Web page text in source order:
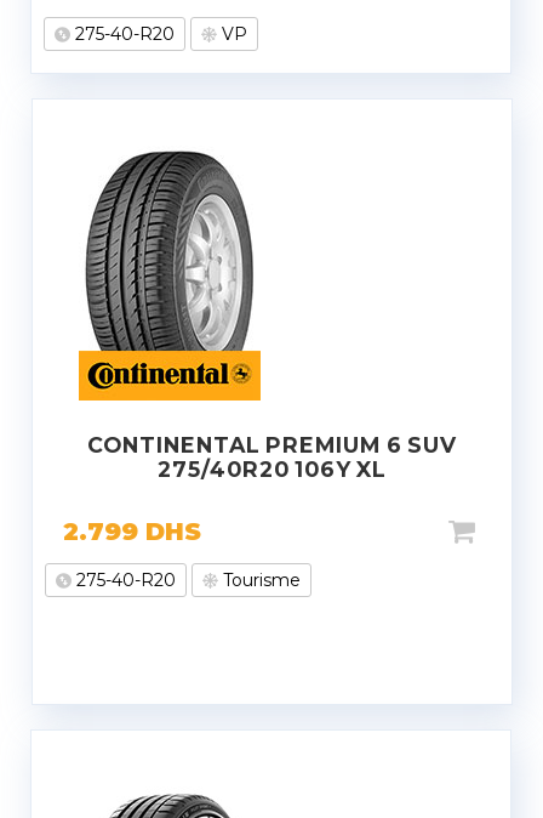
275-40-R20 VP
CONTINENTAL PREMIUM 6 SUV
275/40R20 106Y XL
2.799 DHS
275-40-R20 Tourisme